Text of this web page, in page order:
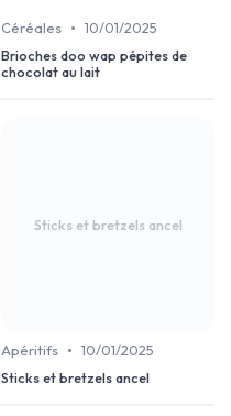
Céréales • 10/01/2025
Brioches doo wap pépites de
chocolat au lait
Sticks et bretzels ancel
Apéritifs • 10/01/2025
Sticks et bretzels ancel